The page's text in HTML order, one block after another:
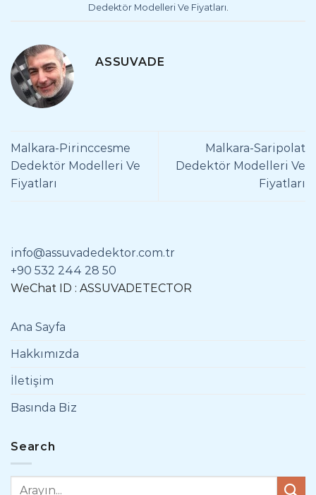
Dedektör Modelleri Ve Fiyatları.
ASSUVADE
Malkara-Pirinccesme
Dedektör Modelleri Ve
Fiyatları
Malkara-Saripolat
Dedektör Modelleri Ve
Fiyatları
info@assuvadedektor.com.tr
+90 532 244 28 50
WeChat ID : ASSUVADETECTOR
Ana Sayfa
Hakkımızda
İletişim
Basında Biz
Search